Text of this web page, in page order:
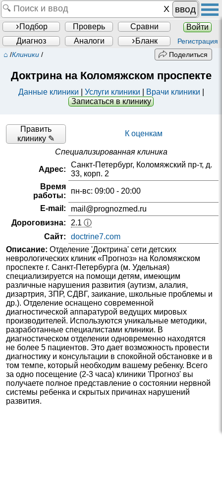
ввод
Подбор Проверь Сравни
Войти
Диагноз
Аналоги Бланк Регистрация
⌂ /Клиники / Поделиться
Доктрина на Коломяжском проспекте
Данные клиники Услуги клиники Врачи клиники
Записаться в клинику
Править
клинику ✎
К оценкам
Специализированная клиника
Адрес:
Санкт-Петербург, Коломяжский пр-т, д.
33, корп. 2
Время
работы:
пн-вс: 09:00 - 20:00
E-mail:
mail@prognozmed.ru
Дороговизна:
2.1 ⓘ
Сайт:
doctrine7.com
Описание: Отделение 'Доктрина' сети детских
неврологических клиник «Прогноз» на Коломяжском
проспекте г. Санкт-Петербурга (м. Удельная)
специализируется на помощи детям, имеющим
различные нарушения развития (аутизм, алалия,
дизартрия, ЗПР, СДВГ, заикание, школьные проблемы и
др.). Отделение оснащено современной
диагностической аппаратурой ведущих мировых
производителей. Используются уникальные методики,
разработанные специалистами клиники. В
диагностическом отделении одновременно находятся
не более 5 пациентов. Это дает возможность провести
диагностику и консультации в спокойной обстановке и в
том темпе, который необходим вашему ребенку. Всего
за одно посещение (2-3 часа) клиники 'Прогноз' вы
получаете полное представление о состоянии нервной
системы ребенка и скрытых причинах нарушений
развития.